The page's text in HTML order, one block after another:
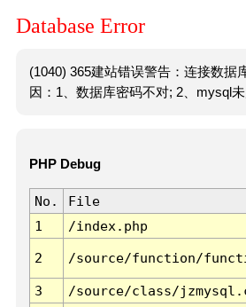
Database Error
(1040) 365建站错误警告：连接数据
因：1、数据库密码不对; 2、mysql未
PHP Debug
No. File
1
/index.php
2 /source/function/
3 /source/class/